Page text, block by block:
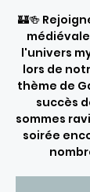
🏰🍻
l'univers
lors de
thème de
succès
sommes
soirée